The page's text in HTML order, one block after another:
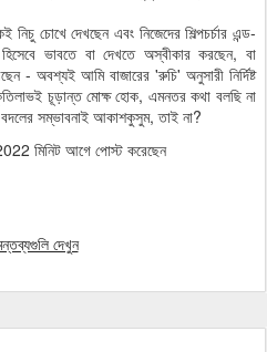
নিচু চোখে দেখছেন এবং নিজেদের শিল্পচর্চার এন্ড-
হিসেবে ভাবতে বা দেখতে অস্বীকার করছেন, বা
- অবশ্যই আমি বাজারের 'রুচি' অনুসারী নির্দিষ্ট
চূড়ান্ত মোক্ষ হোক, এমনতর কথা বলছি না
সম্ভাবনাই আকাশকুসুম, তাই না?
মিনিট আগে পোস্ট করেছেন
দেখুন